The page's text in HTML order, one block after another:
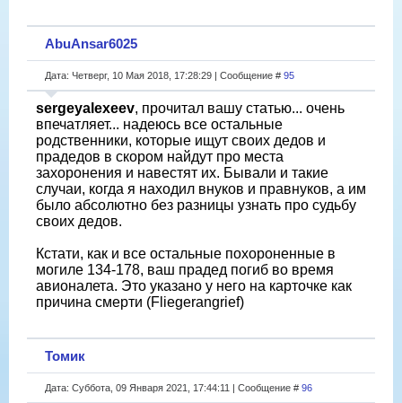
AbuAnsar6025
Дата: Четверг, 10 Мая 2018, 17:28:29 | Сообщение # 95
sergeyalexeev, прочитал вашу статью... очень
впечатляет... надеюсь все остальные
родственники, которые ищут своих дедов и
прадедов в скором найдут про места
захоронения и навестят их. Бывали и такие
случаи, когда я находил внуков и правнуков, а им
было абсолютно без разницы узнать про судьбу
своих дедов.
Кстати, как и все остальные похороненные в
могиле 134-178, ваш прадед погиб во время
авионалета. Это указано у него на карточке как
причина смерти (Fliegerangrief)
Томик
Дата: Суббота, 09 Января 2021, 17:44:11 | Сообщение # 96